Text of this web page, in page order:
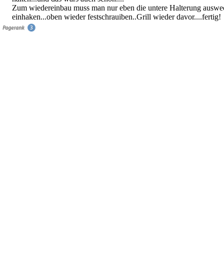
Zum wiedereinbau muss man nur eben die untere Halterung
einhaken...oben wieder festschrauiben..Grill wieder davor....fertig!